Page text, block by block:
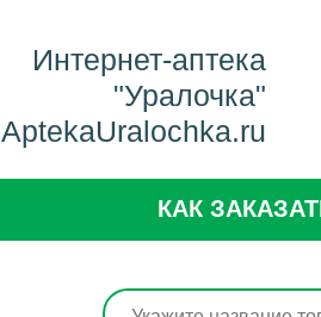
Интернет-аптека
"Уралочка"
AptekaUralochka.ru
КАК